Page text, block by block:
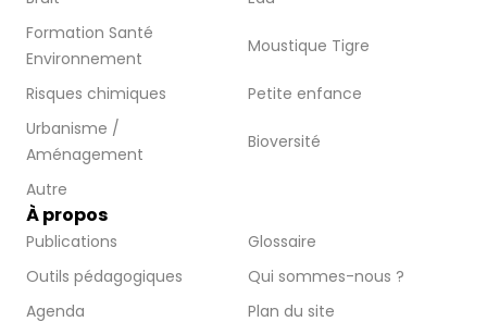
Formation Santé
Environnement
Moustique Tigre
Risques chimiques
Petite enfance
Urbanisme /
Aménagement
Bioversité
Autre
À propos
Publications
Glossaire
Outils pédagogiques
Qui sommes-nous ?
Agenda
Plan du site